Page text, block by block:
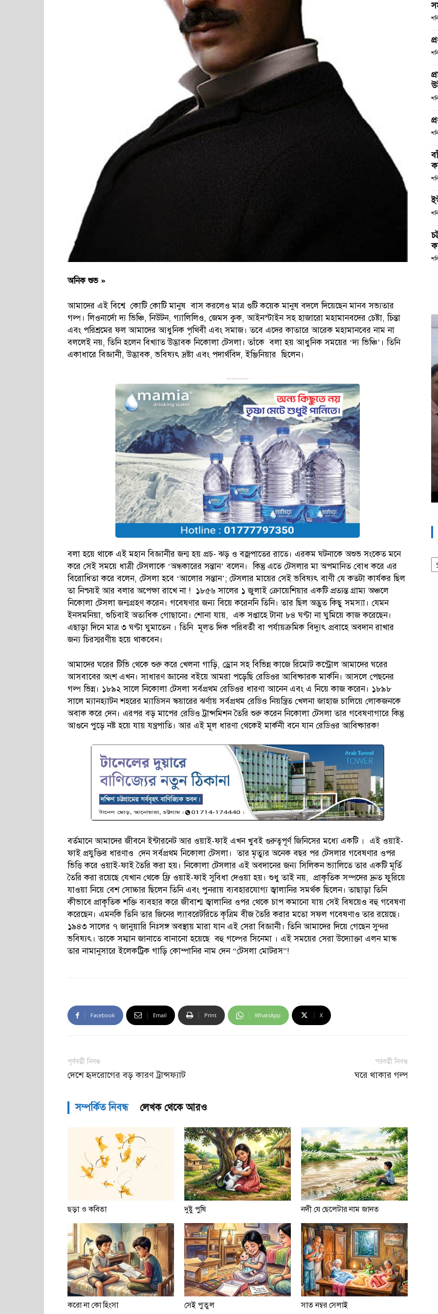
অনিক শুভ »
আমাদের এই বিশ্বে কোটি কোটি মানুষ বাস করলেও মাত্র গুটি কয়েক মানুষ বদলে দিয়েছেন মানব সভ্যতার
গল্প। লিওনার্দো দ্য ভিঞ্চি, নিউটন, গ্যালিলিও, জেমস কুক, আইনস্টাইন সহ হাজারো মহামানবদের চেষ্টা, চিন্তা
এবং পরিশ্রমের ফল আমাদের আধুনিক পৃথিবী এবং সমাজ। তবে এদের কাতারে আরেক মহামানবের নাম না
বললেই নয়, তিনি হলেন বিখ্যাত উদ্ভাবক নিকোলা টেসলা। তাঁকে বলা হয় আধুনিক সময়ের ‘দ্য ভিঞ্চি’। তিনি
একাধারে বিজ্ঞানী, উদ্ভাবক, ভবিষ্যৎ দ্রষ্টা এবং পদার্থবিদ, ইঞ্জিনিয়ার ছিলেন।
---------
বলা হয়ে থাকে এই মহান বিজ্ঞানীর জন্ম হয় প্রচ- ঝড় ও বজ্রপাতের রাতে। এরকম ঘটনাকে অশুভ সংকেত মনে
করে সেই সময়ে ধাত্রী টেসলাকে ‘অন্ধকারের সন্তান’ বলেন। কিন্তু এতে টেসলার মা অপমানিত বোধ করে এর
বিরোধিতা করে বলেন, টেসলা হবে ‘আলোর সন্তান’; টেসলার মায়ের সেই ভবিষ্যৎ বাণী যে কতটা কার্যকর ছিল
তা নিশ্চয়ই আর বলার অপেক্ষা রাখে না ! ১৮৫৬ সালের ১ জুলাই ক্রোয়েশিয়ার একটি প্রত্যন্ত গ্রাম্য অঞ্চলে
নিকোলা টেসলা জন্মগ্রহণ করেন। গবেষণার জন্য বিয়ে করেননি তিনি। তার ছিল অদ্ভুত কিছু সমস্যা। যেমন
ইনসমনিয়া, শুচিবাই অত্যধিক গোছানো। শোনা যায়, এক সপ্তাহে টানা ৮৪ ঘণ্টা না ঘুমিয়ে কাজ করেছেন।
এছাড়া দিনে মাত্র ৩ ঘণ্টা ঘুমাতেন । তিনি মূলত দিক পরিবর্তী বা পর্যায়ক্রমিক বিদ্যুৎ প্রবাহে অবদান রাখার
জন্য চিরস্মরণীয় হয়ে থাকবেন।
আমাদের ঘরের টিভি থেকে শুরু করে খেলনা গাড়ি, ড্রোন সহ বিভিন্ন কাজে রিমোট কন্ট্রোল আমাদের ঘরের
আসবাবের অংশ এখন। সাধারণ জ্ঞানের বইয়ে আমরা পড়েছি রেডিওর আবিষ্কারক মার্কনি। আসলে পেছনের
গল্প ভিন্ন। ১৮৯২ সালে নিকোলা টেসলা সর্বপ্রথম রেডিওর ধারণা আনেন এবং এ নিয়ে কাজ করেন। ১৮৯৮
সালে ম্যানহ্যাটন শহরের ম্যাডিসন স্কয়ারের ঝর্ণায় সর্বপ্রথম রেডিও নিয়ন্ত্রিত খেলনা জাহাজ চালিয়ে লোকজনকে
অবাক করে দেন। এরপর বড় মাপের রেডিও ট্রান্সমিশন তৈরি শুরু করেন নিকোলা টেসলা তার গবেষণাগারে কিন্তু
আগুনে পুড়ে নষ্ট হয়ে যায় যন্ত্রপাতি। আর এই মূল ধারণা থেকেই মার্কনী বনে যান রেডিওর আবিষ্কারক!
বর্তমানে আমাদের জীবনে ইন্টারনেট আর ওয়াই-ফাই এখন খুবই গুরুত্বপূর্ণ জিনিসের মধ্যে একটি । এই ওয়াই-
ফাই প্রযুক্তির ধারণাও দেন সর্বপ্রথম নিকোলা টেসলা। তার মৃত্যুর অনেক বছর পর টেসলার গবেষণার ওপর
ভিত্তি করে ওয়াই-ফাই তৈরি করা হয়। নিকোলা টেসলার এই অবদানের জন্য সিলিকন ভ্যালিতে তার একটি মূর্তি
তৈরি করা রয়েছে যেখান থেকে ফ্রি ওয়াই-ফাই সুবিধা দেওয়া হয়। শুধু তাই নয়, প্রাকৃতিক সম্পদের দ্রুত ফুরিয়ে
যাওয়া নিয়ে বেশ সোচ্চার ছিলেন তিনি এবং পুনরায় ব্যবহারযোগ্য জ্বালানির সমর্থক ছিলেন। তাছাড়া তিনি
কীভাবে প্রাকৃতিক শক্তি ব্যবহার করে জীবাশ্ম জ্বালানির ওপর থেকে চাপ কমানো যায় সেই বিষয়েও বহু গবেষণা
করেছেন। এমনকি তিনি তার জিনের ল্যাবরেটরিতে কৃত্রিম বীজ তৈরি করার মতো সফল গবেষণাও তার রয়েছে।
১৯৪৩ সালের ৭ জানুয়ারি নিঃসঙ্গ অবস্থায় মারা যান এই সেরা বিজ্ঞানী। তিনি আমাদের দিয়ে গেছেন সুন্দর
ভবিষ্যৎ। তাকে সম্মান জানাতে বানানো হয়েছে বহু গল্পের সিনেমা । এই সময়ের সেরা উদ্যোক্তা এলন মাস্ক
তার নামানুসারে ইলেকট্রিক গাড়ি কোম্পানির নাম দেন “টেসলা মোটরস”!
Facebook Email Print WhatsApp X
পূর্ববর্তী নিবন্ধ
দেশে হৃদরোগের বড় কারণ ট্রান্সফ্যাট
পরবর্তী নিবন্ধ
ঘরে থাকার গল্প
সম্পর্কিত নিবন্ধ লেখক থেকে আরও
ছড়া ও কবিতা দুষ্টু পুষি নদী যে ছেলেটার নাম জানত
করো না কো হিংসা সেই পুতুল সাত নম্বর সেলাই